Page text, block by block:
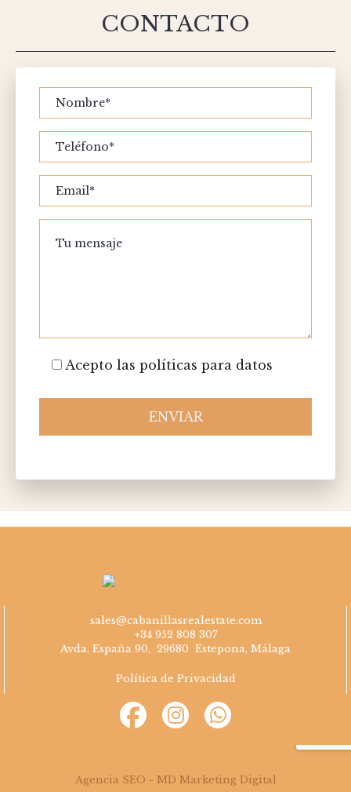
CONTACTO
Acepto las políticas para datos
ENVIAR
leave
sales@cabanillasrealestate.com
+34 952 808 307
Avda. España 90, 29680 Estepona, Málaga
Política de Privacidad
Agencia SEO - MD Marketing Digital